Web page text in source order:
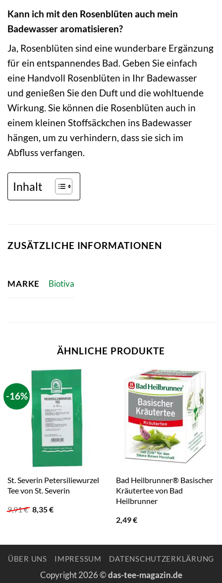
Kann ich mit den Rosenblüten auch mein
Badewasser aromatisieren?
Ja, Rosenblüten sind eine wunderbare Ergänzung
für ein entspannendes Bad. Geben Sie einfach
eine Handvoll Rosenblüten in Ihr Badewasser
und genießen Sie den Duft und die wohltuende
Wirkung. Sie können die Rosenblüten auch in
einem kleinen Stoffsäckchen ins Badewasser
hängen, um zu verhindern, dass sie sich im
Abfluss verfangen.
Inhalt
ZUSÄTZLICHE INFORMATIONEN
MARKE Biotiva
ÄHNLICHE PRODUKTE
-16%
St. Severin Petersiliewurzel
Tee von St. Severin
9,91€ Ursprünglicher
Preis
8,35€Aktueller
Bad Heilbrunner® Basischer
Kräutertee von Bad
Heilbrunner
2,49€
ÜBER UNS IMPRESSUM DATENSCHUTZERKLÄRUNG
Copyright 2026 ©das-tee-magazin.de